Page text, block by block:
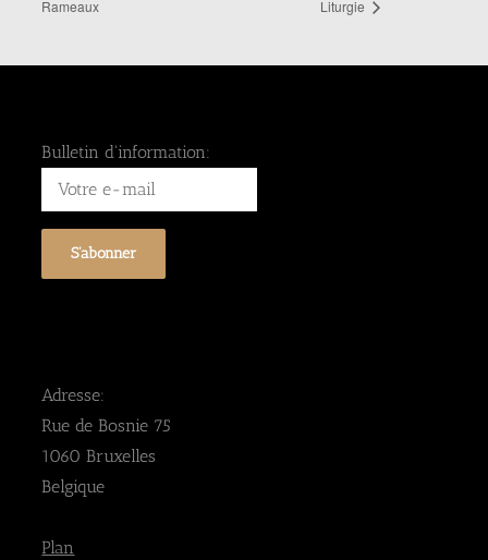
Rameaux
Liturgie
Bulletin d'information:
Adresse:
Rue de Bosnie 75
1060 Bruxelles
Belgique
Plan